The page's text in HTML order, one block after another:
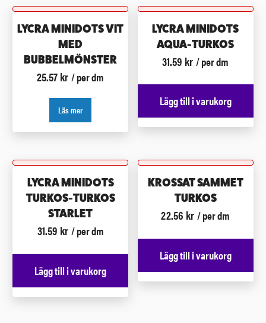
LYCRA MINIDOTS VIT
MED
BUBBELMÖNSTER
25.57kr / per dm
Läs mer
LYCRA MINIDOTS
AQUA-TURKOS
31.59 kr / per dm
Lägg till i varukorg
LYCRA MINIDOTS
TURKOS-TURKOS
STARLET
31.59 kr / per dm
Lägg till i varukorg
KROSSAT SAMMET
TURKOS
22.56 kr / per dm
Lägg till i varukorg